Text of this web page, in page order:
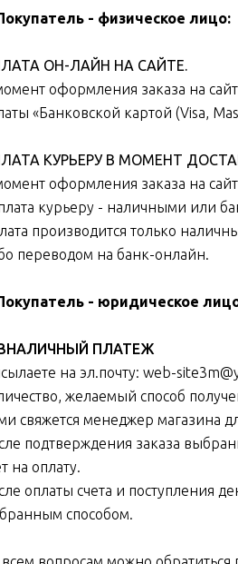
- физическое лицо:
ОН-ЛАЙН НА САЙТЕ.
оформления заказа на
«Банковской картой (Visa,
КУРЬЕРУ В МОМЕНТ
оформления заказа на
курьеру - наличными или
производится только
переводом на банк-онлайн.
- юридическое
ПЛАТЕЖ
на эл.почту: web-
желаемый способ
свяжется менеджер магазина
подтверждения заказа
на оплату.
оплаты счета и поступления
способом.